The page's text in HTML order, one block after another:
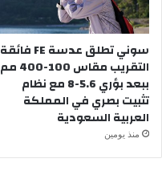
سوني تطلق عدسة FE فائقة
التقريب مقاس 100-400 مم
ببعد بؤري 5.6-8 مع نظام
تثبيت بصري في المملكة
العربية السعودية
منذ يومين